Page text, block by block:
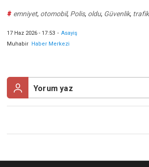
# emniyet, otomobil, Polis, oldu, Güvenlik, trafik
17 Haz 2026 - 17:53 - Asayiş
Muhabir
Haber Merkezi